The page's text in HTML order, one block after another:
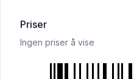
Priser
Ingen priser å vise